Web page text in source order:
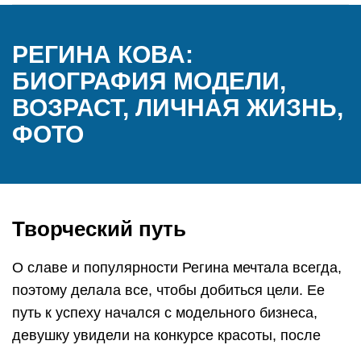
РЕГИНА КОВА:
БИОГРАФИЯ МОДЕЛИ,
ВОЗРАСТ, ЛИЧНАЯ ЖИЗНЬ,
ФОТО
Творческий путь
О славе и популярности Регина мечтала всегда,
поэтому делала все, чтобы добиться цели. Ее
путь к успеху начался с модельного бизнеса,
девушку увидели на конкурсе красоты, после